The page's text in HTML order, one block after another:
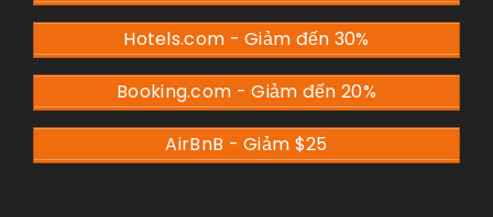
Hotels.com - Giảm đến 30%
Booking.com - Giảm đến 20%
AirBnB - Giảm $25